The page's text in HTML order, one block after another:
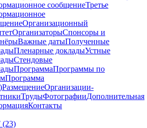
сообщениеТретье
Организационный
ОрганизаторыСпонсоры и
Важные датыПолученные
Пленарные докладыУстные
Стендовые
ПрограммаПрограммы по
Программа
РазмещениеОрганизации-
ТрудыФотографииДополнительная
Контакты
(23)